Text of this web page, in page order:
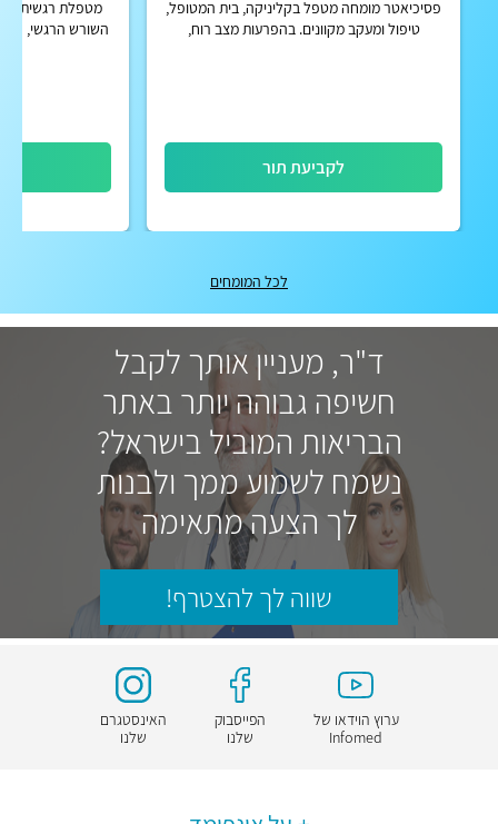
פסיכיאטר מומחה מטפל בקליניקה, בית המטופל,
טיפול ומעקב מקוונים. בהפרעות מצב רוח,
לקביעת תור
מטפלת רגשית
השורש הרגשי,
לכל המומחים
ד"ר, מעניין אותך לקבל
חשיפה גבוהה יותר באתר
הבריאות המוביל בישראל?
נשמח לשמוע ממך ולבנות
לך הצעה מתאימה
שווה לך להצטרף!
ערוץ הוידאו של
Infomed
הפייסבוק
שלנו
האינסטגרם
שלנו